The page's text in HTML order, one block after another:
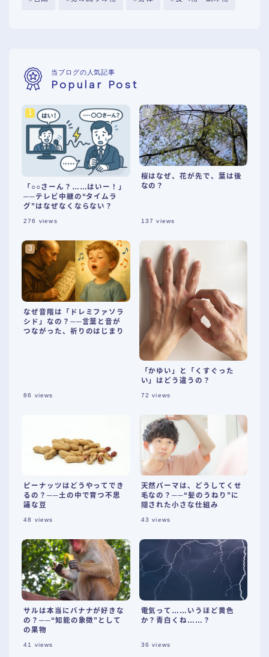
当ブログの人気記事
Popular Post
「○○さーん？……はいー！」
──テレビ中継の“タイムラ
グ”はなぜなくならない？
276 views
桜はなぜ、花が先で、葉は後
なの？
137 views
なぜ音階は「ドレミファソラ
シド」なの？──言葉と音が
つながった、祈りのはじまり
86 views
「かゆい」と「くすぐった
い」はどう違うの？
72 views
ピーナッツはどうやってでき
るの？──土の中で育つ不思
議な豆
48 views
天然パーマは、どうしてくせ
毛なの？──“髪のうねり”に
隠された小さな仕組み
43 views
サルは本当にバナナが好きな
の？──“知能の象徴”として
の果物
41 views
電気って……いうほど黄色
か？青白くね……？
36 views